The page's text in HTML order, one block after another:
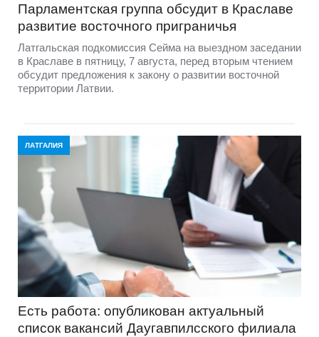
Парламентская группа обсудит в Краславе
развитие восточного приграничья
Латгальская подкомиссия Сейма на выездном заседании
в Краславе в пятницу, 7 августа, перед вторым чтением
обсудит предложения к закону о развитии восточной
территории Латвии.
ЛАТГАЛИЯ
Есть работа: опубликован актуальный
список вакансий Даугавпилсского филиала